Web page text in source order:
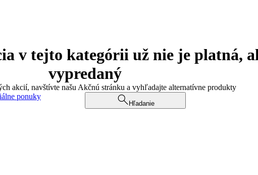
v tejto kategórii už nie je platná,
vypredaný
akcií, navštívte našu Akčnú stránku a vyhľadajte alternatívne produkty
ponuky
Hľadanie